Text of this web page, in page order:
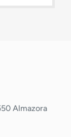
Almazora